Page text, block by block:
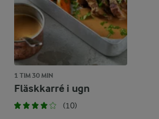
1 TIM 30 MIN
Fläskkarré i ugn
(10)